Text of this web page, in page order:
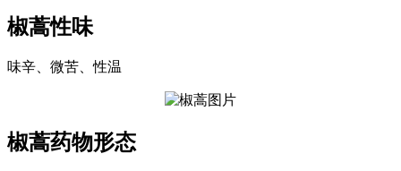
椒蒿性味
味辛、微苦、性温
椒蒿药物形态